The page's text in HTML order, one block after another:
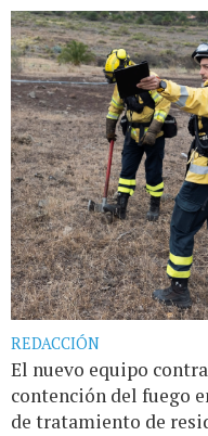
REDACCIÓN
El nuevo equipo
contención del fuego
de tratamiento de